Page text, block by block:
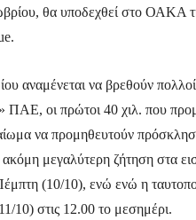
θα υποδεχθεί στο ΟΑΚΑ
αναμένεται να βρεθούν
ΠΑΕ, οι πρώτοι 40 χιλ. που
να προμηθευτούν
μεγαλύτερη ζήτηση στα
Πέμπτη (10/10), ενώ ενώ η
10) στις 12.00 το μεσημέρι.